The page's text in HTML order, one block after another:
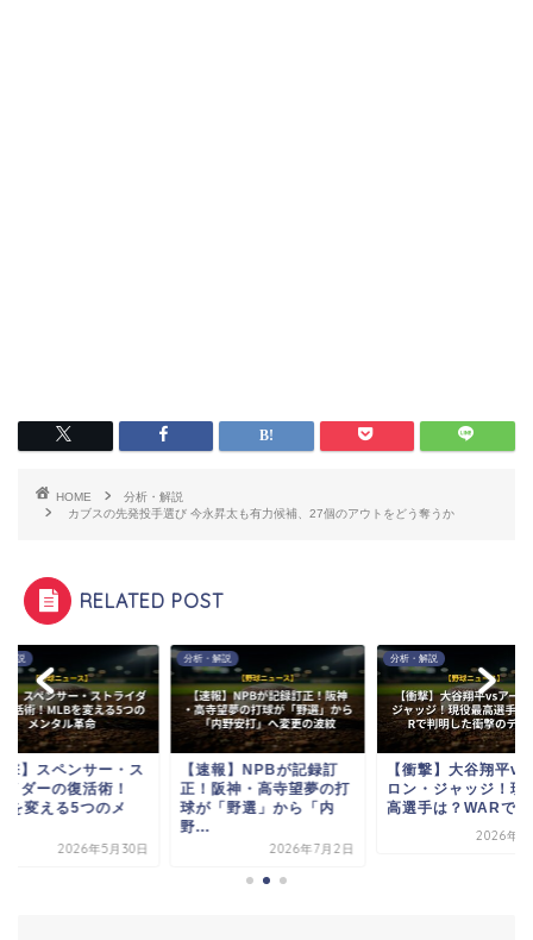
HOME
分析・解説
カブスの先発投手選び 今永昇太も有力候補、27個のアウトをどう奪うか
RELATED POST
解説
撃】スペンサー・ス
イダーの復活術！
を変える5つのメ
2026年5月30日
分析・解説
【速報】NPBが記録訂
正！阪神・高寺望夢の打
球が「野選」から「内
野...
2026年7月2日
分析・解説
【衝撃】大谷翔平vs
ロン・ジャッジ！現
高選手は？WARで
2026年4